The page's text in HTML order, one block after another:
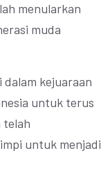
menularkan
muda
kejuaraan
untuk terus
telah
untuk menjadi